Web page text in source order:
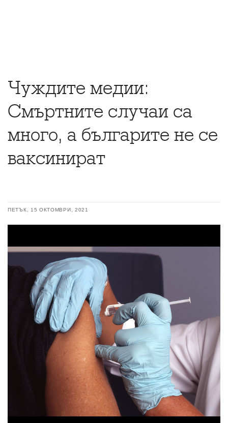
Чуждите медии:
Смъртните случаи са
много, а българите не се
ваксинират
ПЕТЪК, 15 ОКТОМВРИ, 2021